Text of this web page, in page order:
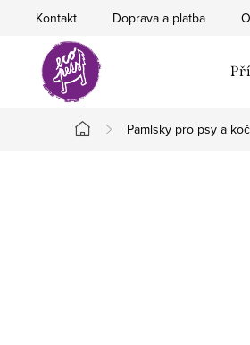
Kontakt Doprava a platba
Domů
Pamlsky pro psy a